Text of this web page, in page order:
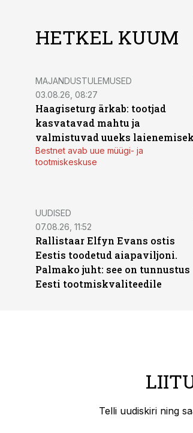
HETKEL KUUM
MAJANDUSTULEMUSED
03.08.26, 08:27
Haagiseturg ärkab: tootjad
kasvatavad mahtu ja
valmistuvad uueks
Bestnet avab uue müügi- ja
tootmiskeskuse
UUDISED
07.08.26, 11:52
Rallistaar Elfyn Evans ostis
Eestis toodetud aiapaviljoni.
Palmako juht: see on tunnustus
Eesti tootmiskvaliteedile
Telli uudiskiri ning